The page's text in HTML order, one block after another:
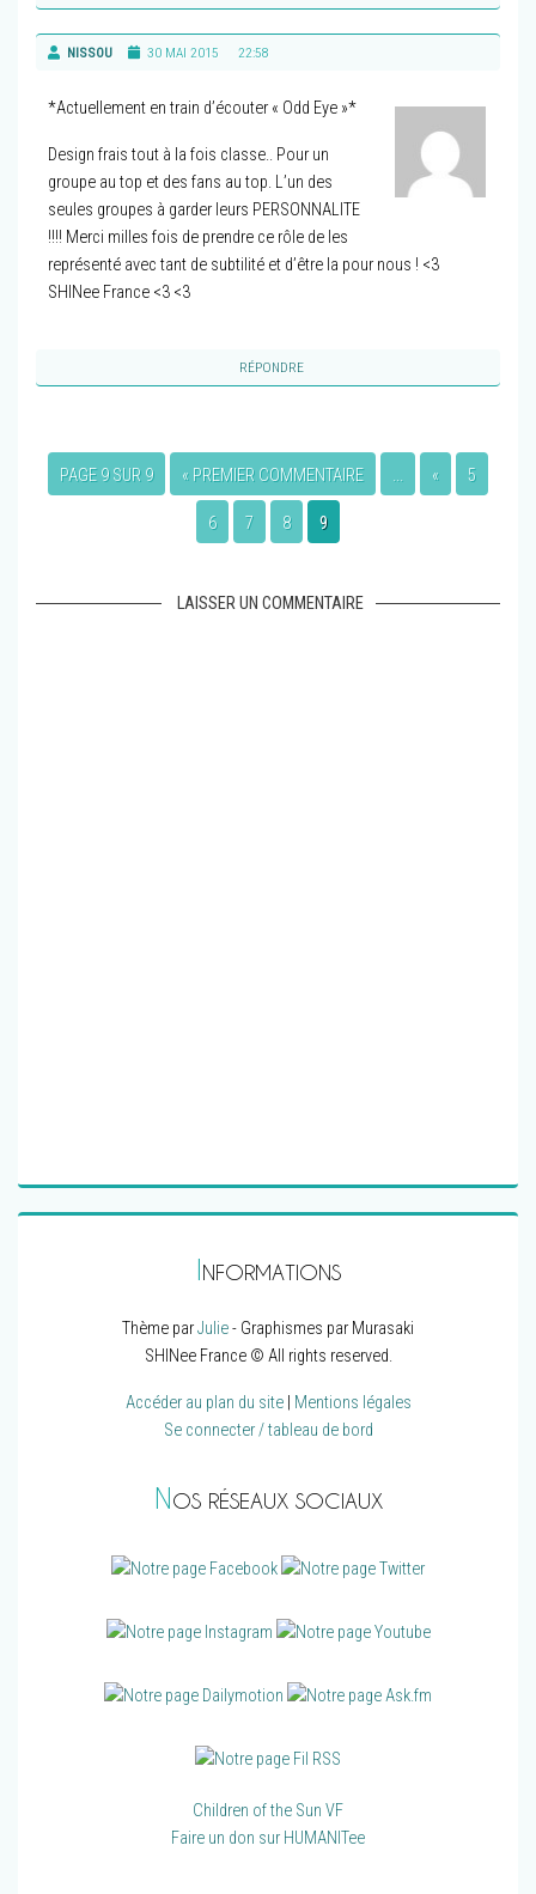
NISSOU 30 MAI 2015 22:58
*Actuellement en train d’écouter « Odd Eye »*
Design frais tout à la fois classe.. Pour un
groupe au top et des fans au top. L’un des
seules groupes à garder leurs PERSONNALITE
!!!! Merci milles fois de prendre ce rôle de les
représenté avec tant de subtilité et d’être la pour nous ! <3
SHINee France <3 <3
RÉPONDRE
PAGE 9 SUR 9 « PREMIER COMMENTAIRE ... « 5
6 7 8 9
LAISSER UN COMMENTAIRE
INFORMATIONS
Thème parJulie- Graphismes par Murasaki
SHINee France © All rights reserved.
Accéder au plan du site| Mentions légales
Se connecter / tableau de bord
NOS RÉSEAUX SOCIAUX
Children of the Sun VF
Faire un don sur HUMANITee